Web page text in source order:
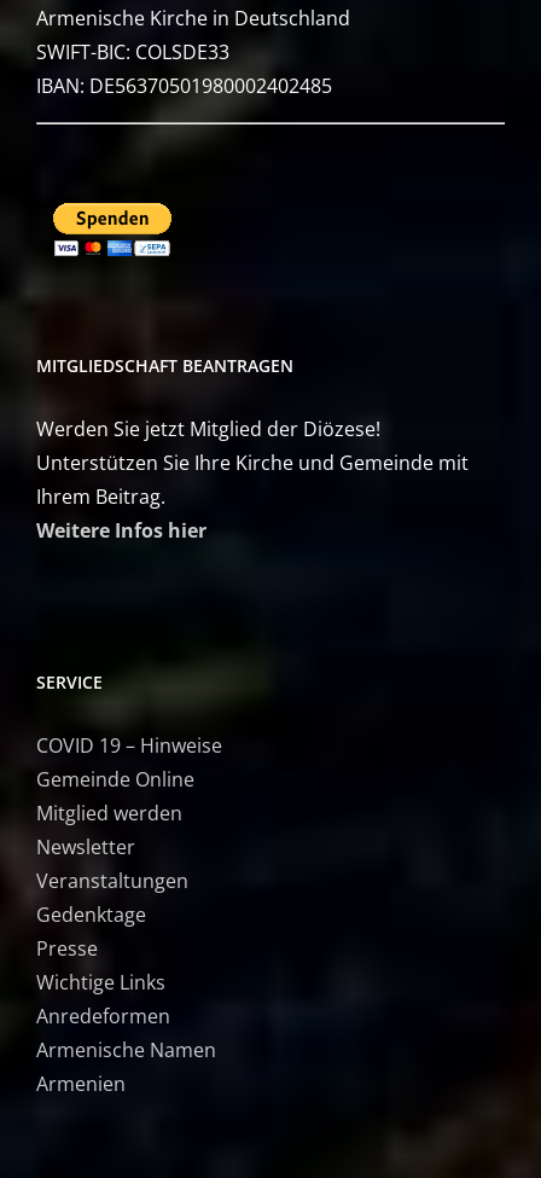
Armenische Kirche in Deutschland
SWIFT-BIC: COLSDE33
IBAN: DE56370501980002402485
MITGLIEDSCHAFT BEANTRAGEN
Werden Sie jetzt Mitglied der Diözese!
Unterstützen Sie Ihre Kirche und Gemeinde mit
Ihrem Beitrag.
Weitere Infos hier
SERVICE
COVID 19 – Hinweise
Gemeinde Online
Mitglied werden
Newsletter
Veranstaltungen
Gedenktage
Presse
Wichtige Links
Anredeformen
Armenische Namen
Armenien